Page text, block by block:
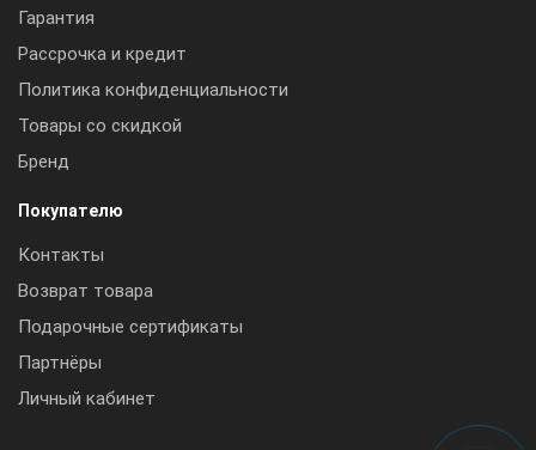
Гарантия
Рассрочка и кредит
Политика конфиденциальности
Товары со скидкой
Бренд
Покупателю
Контакты
Возврат товара
Подарочные сертификаты
Партнёры
Личный кабинет